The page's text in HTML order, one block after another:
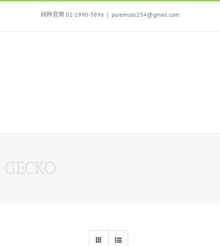
Skip
純粹音樂 02-2990-3896 | puremusic254@gmail.com
GECKO